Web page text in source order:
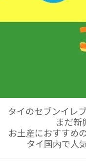
タイのセブンイレ
まだ新
お土産におすすめ
タイ国内で人